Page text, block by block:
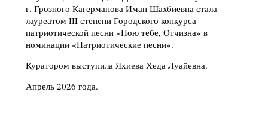
г. Грозного Кагерманова Иман Шахбиевна стала
лауреатом III степени Городского конкурса
патриотической песни «Пою тебе, Отчизна» в
номинации «Патриотические песни».
Куратором выступила Яхиева Хеда Луайевна.
Апрель 2026 года.